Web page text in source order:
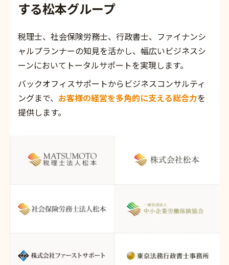
する松本グループ
税理士、社会保険労務士、行政書士、ファイナンシ
ャルプランナーの知見を活かし、幅広いビジネスシ
ーンにおいてトータルサポートを実現します。
バックオフィスサポートからビジネスコンサルティ
ングまで、 お客様の経営を多角的に支える総合力を
提供します。